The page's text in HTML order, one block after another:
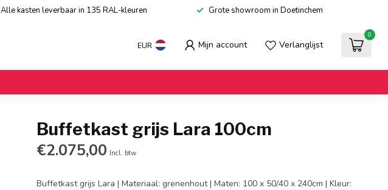
Alle kasten leverbaar in 135 RAL-kleuren Grote showroom in Doetinchem
EUR Mijn account Verlanglijst
0
Buffetkast grijs Lara 100cm
€2.075,00 Incl. btw
Buffetkast grijs Lara | Materiaal: grenenhout | Maten: 100 x 50/40 x 240cm | Kleur: